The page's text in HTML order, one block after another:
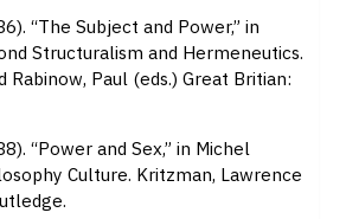
“The Subject and Power,” in
Structuralism and Hermeneutics.
Rabinow, Paul (eds.) Great Britian:
“Power and Sex,” in Michel
Culture. Kritzman, Lawrence